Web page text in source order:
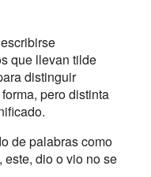
que llevan tilde
distinguir
pero distinta
de palabras como
este, dio o vio no se